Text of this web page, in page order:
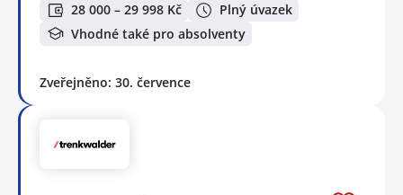
28 000 – 29 998 Kč
Plný úvazek
Vhodné také pro absolventy
Zveřejněno: 30. července